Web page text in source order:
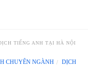
TIẾNG ANH TẠI HÀ NỘI
CHUYÊN NGÀNH
DỊCH